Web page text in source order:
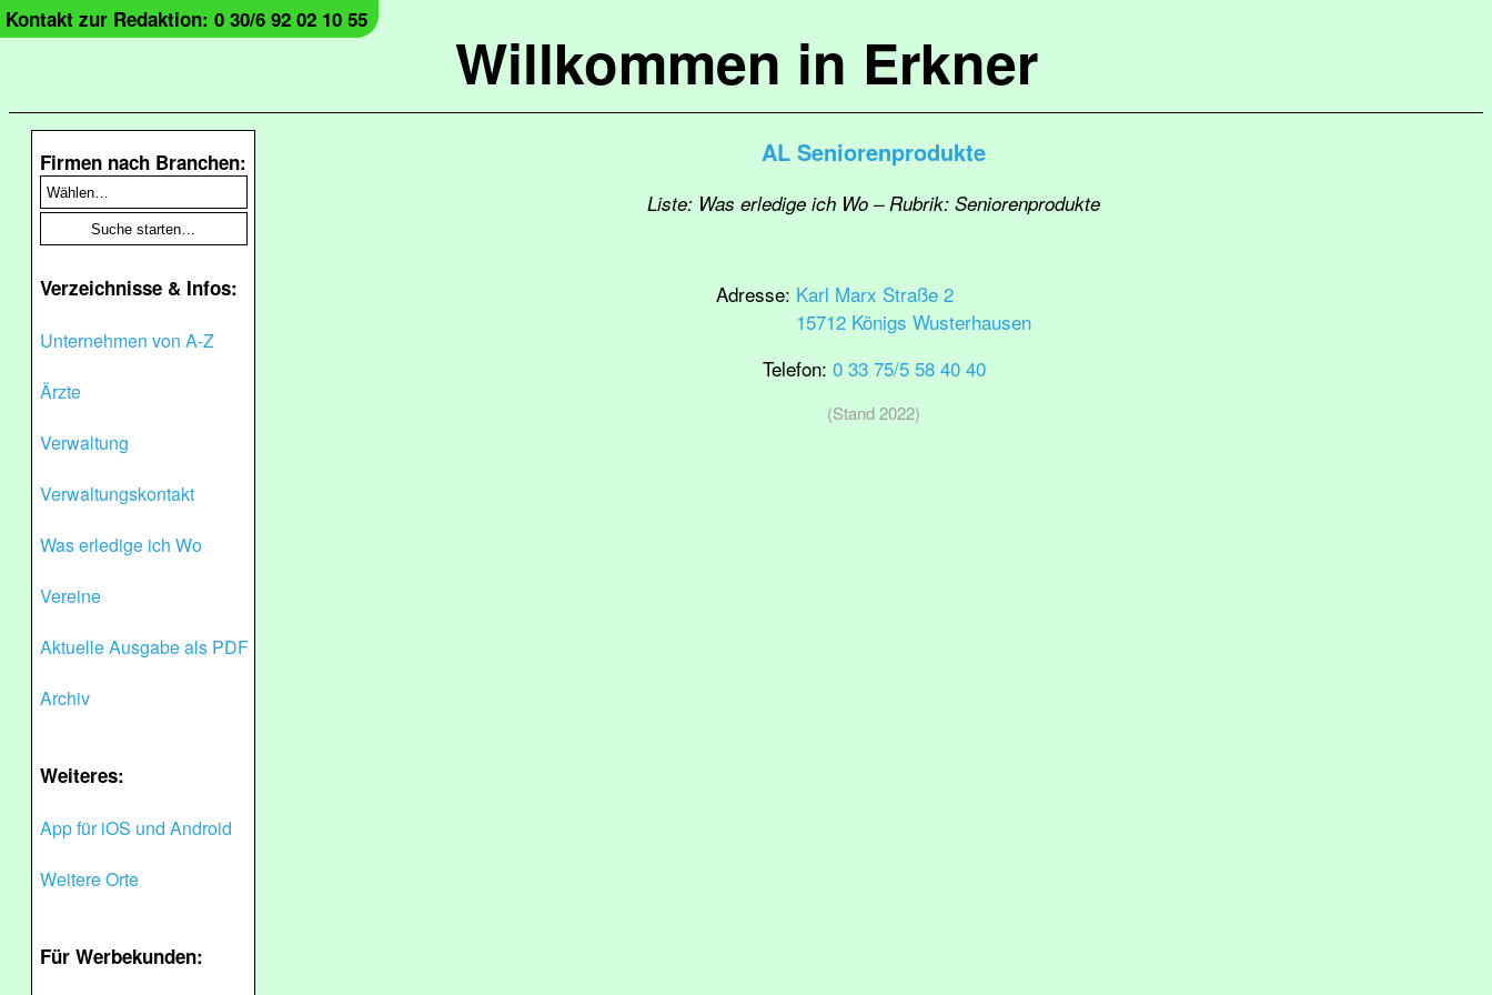
Willkommen in Erkner
Kontakt zur Redaktion: 0 30/6 92 02 10 55
Firmen nach Branchen:
Verzeichnisse & Infos:
Unternehmen von A-Z
Ärzte
Verwaltung
Verwaltungskontakt
Was erledige ich Wo
Vereine
Aktuelle Ausgabe als PDF
Archiv
Weiteres:
App für iOS und Android
Weitere Orte
Für Werbekunden:
AL Seniorenprodukte
Liste: Was erledige ich Wo – Rubrik: Seniorenprodukte
Adresse: Karl Marx Straße 2
15712 Königs Wusterhausen
Telefon: 0 33 75/5 58 40 40
(Stand 2022)